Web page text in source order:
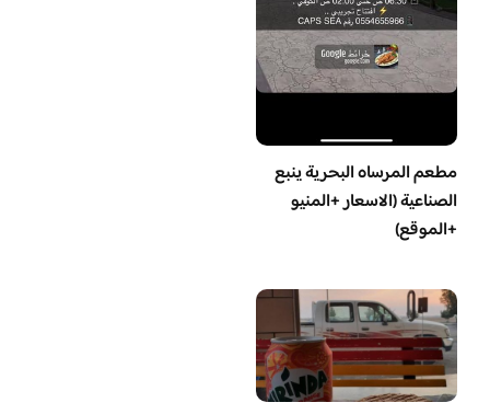
مطعم المرساه البحرية ينبع
الصناعية (الاسعار +المنيو
+الموقع)